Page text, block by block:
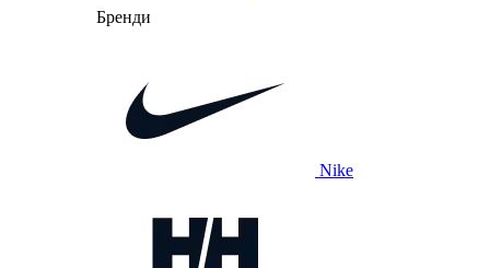
Бренди
Nike